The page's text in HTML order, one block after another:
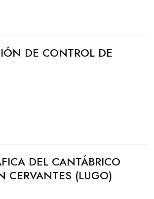
DE CONTROL DE
DEL CANTÁBRICO
CERVANTES (LUGO)